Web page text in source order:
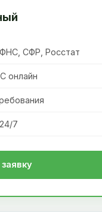
СФР, Росстат
онлайн
7